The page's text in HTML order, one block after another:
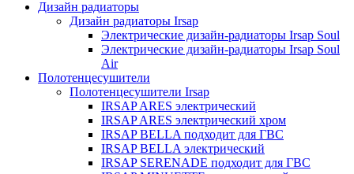
Дизайн радиаторы
Дизайн радиаторы Irsap
Электрические дизайн-радиаторы Irsap Soul
Электрические дизайн-радиаторы Irsap Soul
Air
Полотенцесушители
Полотенцесушители Irsap
IRSAP ARES электрический
IRSAP ARES электрический хром
IRSAP BELLA подходит для ГВС
IRSAP BELLA электрический
IRSAP SERENADE подходит для ГВС